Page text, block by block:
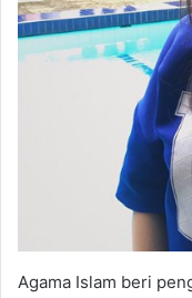
Agama Islam beri